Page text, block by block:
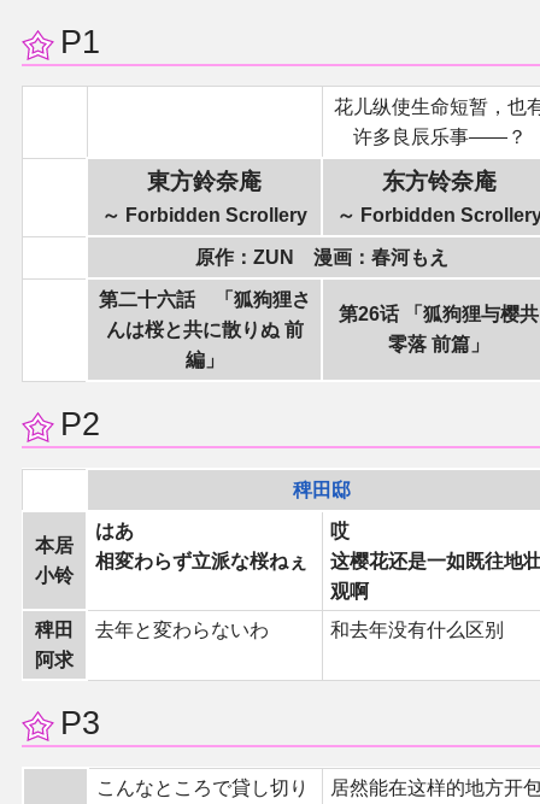
P1
花儿纵使生命短暂，也
许多良辰乐事——？
東方鈴奈庵
～ Forbidden Scrollery
东方铃奈庵
～ Forbidden
原作：ZUN 漫画：春河もえ
第二十六話 「狐狗狸さ
んは桜と共に散りぬ 前
編」
第26话 「狐狗狸与樱共
零落 前篇」
P2
稗田邸
本居
小铃
はあ
相変わらず立派な桜ねぇ
哎
这樱花还是一如既往地
观啊
稗田
阿求
去年と変わらないわ 和去年没有什么区别
P3
こんなところで貸し切り
居然能在这样的地方开
官方书籍
东方相关活动
其他相关项目
二次创作与活动
展会作品列表
商业二次创作